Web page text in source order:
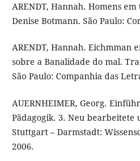
ARENDT, Hannah. Homens
Denise Botmann. São Paulo:
ARENDT, Hannah. Eichmman
sobre a Banalidade do mal.
São Paulo: Companhia das
AUERNHEIMER, Georg.
Pädagogik. 3. Neu
Stuttgart – Darmstadt:
2006.